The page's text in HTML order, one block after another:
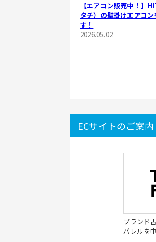
【エアコン販売中！】
タチ）の壁掛けエアコン
す！
2026.05.02
ECサイトのご案内
ブランド
パレルを